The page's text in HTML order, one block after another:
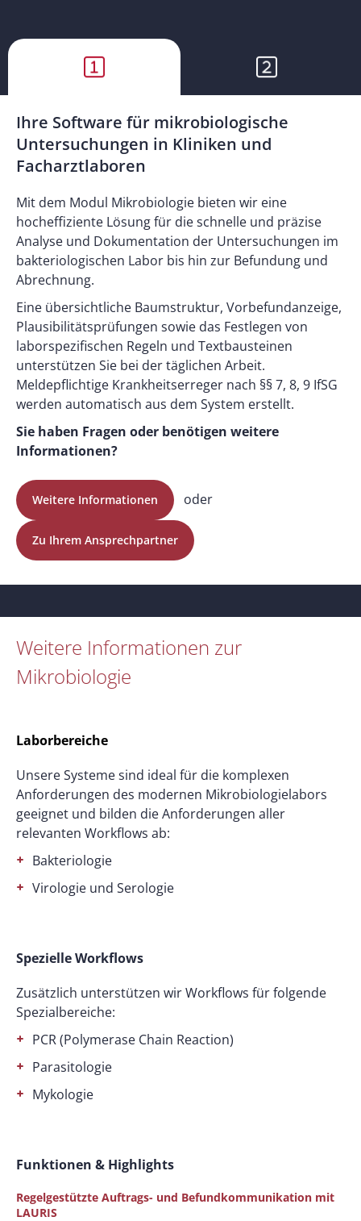
Ihre Software für mikrobiologische
Untersuchungen in Kliniken und
Facharztlaboren
Mit dem Modul Mikrobiologie bieten wir eine
hocheffiziente Lösung für die schnelle und präzise
Analyse und Dokumentation der Untersuchungen im
bakteriologischen Labor bis hin zur Befundung und
Abrechnung.
Eine übersichtliche Baumstruktur, Vorbefundanzeige,
Plausibilitätsprüfungen sowie das Festlegen von
laborspezifischen Regeln und Textbausteinen
unterstützen Sie bei der täglichen Arbeit.
Meldepflichtige Krankheitserreger nach §§ 7, 8, 9 IfSG
werden automatisch aus dem System erstellt.
Sie haben Fragen oder benötigen weitere
Informationen?
Weitere Informationen oder
Zu Ihrem Ansprechpartner
Weitere Informationen zur
Mikrobiologie
Laborbereiche
Unsere Systeme sind ideal für die komplexen
Anforderungen des modernen Mikrobiologielabors
geeignet und bilden die Anforderungen aller
relevanten Workflows ab:
Bakteriologie
Virologie und Serologie
Spezielle Workflows
Zusätzlich unterstützen wir Workflows für folgende
Spezialbereiche:
PCR (Polymerase Chain Reaction)
Parasitologie
Mykologie
Funktionen & Highlights
Regelgestützte Auftrags- und Befundkommunikation mit
LAURIS